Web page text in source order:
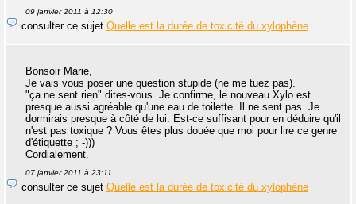
09 janvier 2011 à 12:30
consulter ce sujet Quelle est la durée de toxicité du xylophène
Bonsoir Marie,
Je vais vous poser une question stupide (ne me tuez pas).
"ça ne sent rien" dites-vous. Je confirme, le nouveau Xylo est
presque aussi agréable qu'une eau de toilette. Il ne sent pas. Je
dormirais presque à côté de lui. Est-ce suffisant pour en déduire qu'il
n'est pas toxique ? Vous êtes plus douée que moi pour lire ce genre
d'étiquette ; -)))
Cordialement.
07 janvier 2011 à 23:11
consulter ce sujet Quelle est la durée de toxicité du xylophène